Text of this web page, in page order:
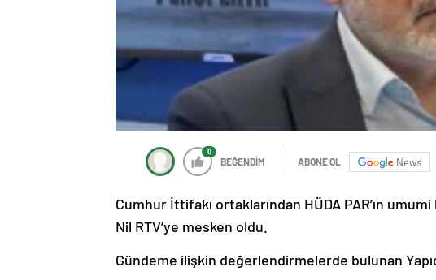
0
BEĞENDİM ABONE OL News
Cumhur İttifakı ortaklarından HÜDA PAR’ın
Nil RTV’ye mesken oldu.
Gündeme ilişkin değerlendirmelerde bulunan